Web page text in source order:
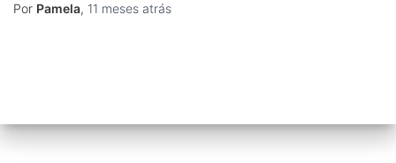
Por Pamela, 11 meses atrás